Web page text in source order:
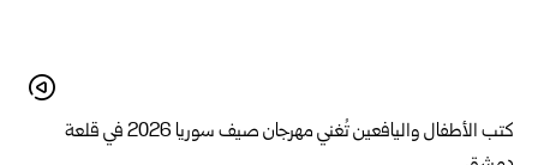
كتب الأطفال واليافعين تُغني مهرجان صيف سوريا 2026 في قلعة